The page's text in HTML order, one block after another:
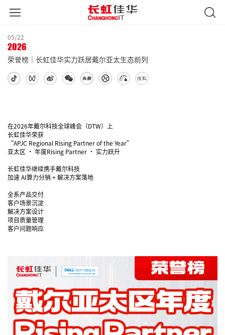
05/22
2026
荣誉榜｜长虹佳华实力跃居戴尔亚太生态前列
在2026年戴尔科技全球峰会（DTW）上
长虹佳华荣获
“APJC Regional Rising Partner of the Year”
亚太区 · 年度Rising Partner · 实力跃升
长虹佳华继续携手戴尔科技
加速 AI算力分销 + 解决方案落地
全系产品交付
客户场景沉淀
解决方案设计
项目质量管理
客户问题响应